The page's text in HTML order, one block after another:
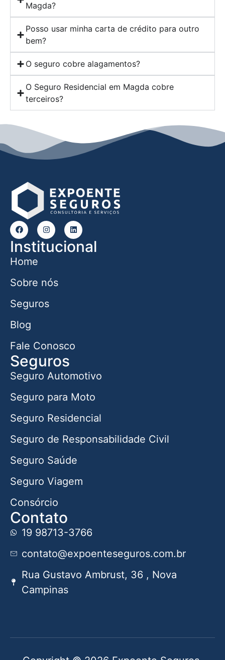
Magda?
Posso usar minha carta de crédito para outro
bem?
O seguro cobre alagamentos?
O Seguro Residencial em Magda cobre
terceiros?
Institucional
Home
Sobre nós
Seguros
Blog
Fale Conosco
Seguros
Seguro Automotivo
Seguro para Moto
Seguro Residencial
Seguro de Responsabilidade Civil
Seguro Saúde
Seguro Viagem
Consórcio
Contato
19 98713-3766
contato@expoenteseguros.com.br
Rua Gustavo Ambrust, 36 , Nova
Campinas